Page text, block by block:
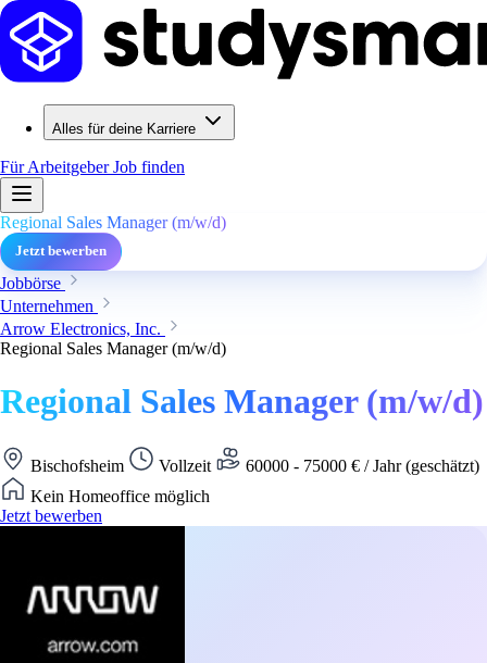
Alles für deine Karriere
Für ArbeitgeberJob finden
Regional Sales Manager (m/w/d)
Jetzt bewerben
Jobbörse
Unternehmen
Arrow Electronics, Inc.
Regional Sales Manager (m/w/d)
Regional Sales Manager (m/w/d)
Bischofsheim Vollzeit
60000 - 75000 € / Jahr (geschätzt)
Kein Homeoffice möglich
Jetzt bewerben